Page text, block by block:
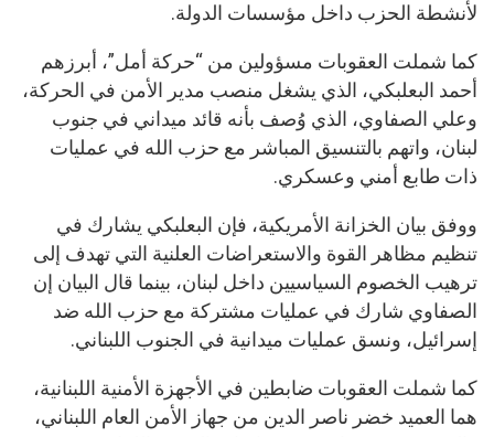
لأنشطة الحزب داخل مؤسسات الدولة.
كما شملت العقوبات مسؤولين من “حركة أمل”، أبرزهم
أحمد البعلبكي، الذي يشغل منصب مدير الأمن في الحركة،
وعلي الصفاوي، الذي وُصف بأنه قائد ميداني في جنوب
لبنان، واتهم بالتنسيق المباشر مع حزب الله في عمليات
ذات طابع أمني وعسكري.
ووفق بيان الخزانة الأمريكية، فإن البعلبكي يشارك في
تنظيم مظاهر القوة والاستعراضات العلنية التي تهدف إلى
ترهيب الخصوم السياسيين داخل لبنان، بينما قال البيان إن
الصفاوي شارك في عمليات مشتركة مع حزب الله ضد
إسرائيل، ونسق عمليات ميدانية في الجنوب اللبناني.
كما شملت العقوبات ضابطين في الأجهزة الأمنية اللبنانية،
هما العميد خضر ناصر الدين من جهاز الأمن العام اللبناني،